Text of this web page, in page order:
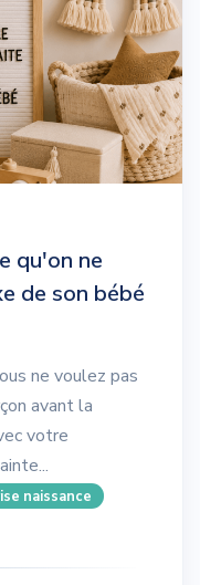
qu'on ne
de son bébé
ne voulez pas
avant la
votre
naissance